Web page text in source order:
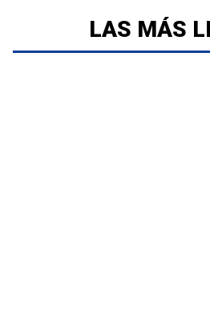
LAS MÁS